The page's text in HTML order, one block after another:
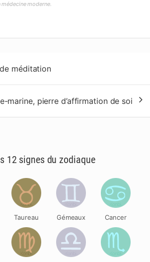
moderne.
méditation
marine, pierre d’affirmation de soi
12 signes du zodiaque
Taureau Gémeaux Cancer